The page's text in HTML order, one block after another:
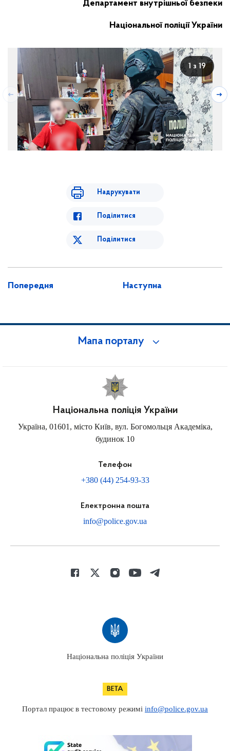
Департамент внутрішньої безпеки
Національної поліції України
1 з 19
Надрукувати
Поділитися
Поділитися
Попередня Наступна
Мапа порталу
Національна поліція України
Україна, 01601, місто Київ, вул. Богомольця Академіка,
будинок 10
Телефон
+380 (44) 254-93-33
Електронна пошта
info@police.gov.ua
Національна поліція України
Портал працює в тестовому режимі info@police.gov.ua